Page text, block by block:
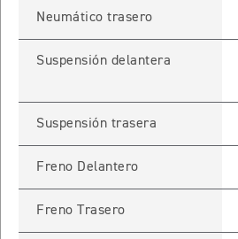
Neumático trasero
Suspensión delantera
Suspensión trasera
Freno Delantero
Freno Trasero